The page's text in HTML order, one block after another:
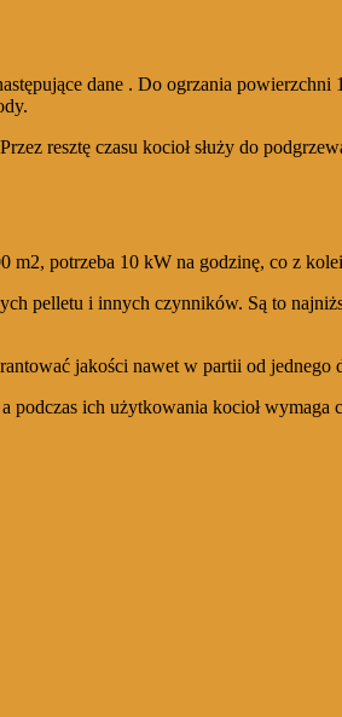
dane . Do ogrzania
resztę czasu kocioł służy do
potrzeba 10 kW na godzinę, co z
pelletu i innych czynników. Są to
jakości nawet w partii od jednego
podczas ich użytkowania kocioł